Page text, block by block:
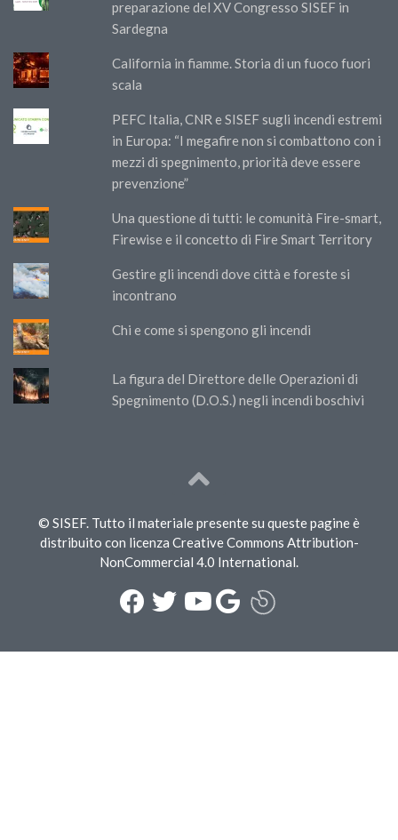
preparazione del XV Congresso SISEF in
Sardegna
California in fiamme. Storia di un fuoco fuori
scala
PEFC Italia, CNR e SISEF sugli incendi estremi
in Europa: “I megafire non si combattono con i
mezzi di spegnimento, priorità deve essere
prevenzione”
Una questione di tutti: le comunità Fire-smart,
Firewise e il concetto di Fire Smart Territory
Gestire gli incendi dove città e foreste si
incontrano
Chi e come si spengono gli incendi
La figura del Direttore delle Operazioni di
Spegnimento (D.O.S.) negli incendi boschivi
© SISEF. Tutto il materiale presente su queste pagine è
distribuito con licenza Creative Commons Attribution-
NonCommercial 4.0 International.